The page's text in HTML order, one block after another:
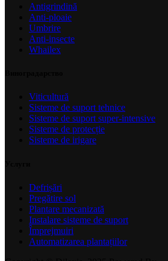
Antigrindină
Anti-ploaie
Umbrire
Anti-insecte
Whailex
Viticultură
Sisteme de suport tehnice
Sisteme de suport super-intensive
Sisteme de protecție
Sisteme de irigare
Defrișări
Pregătire sol
Plantare mecanizată
Instalare sisteme de suport
Împrejmuiri
Automatizarea plantațiilor